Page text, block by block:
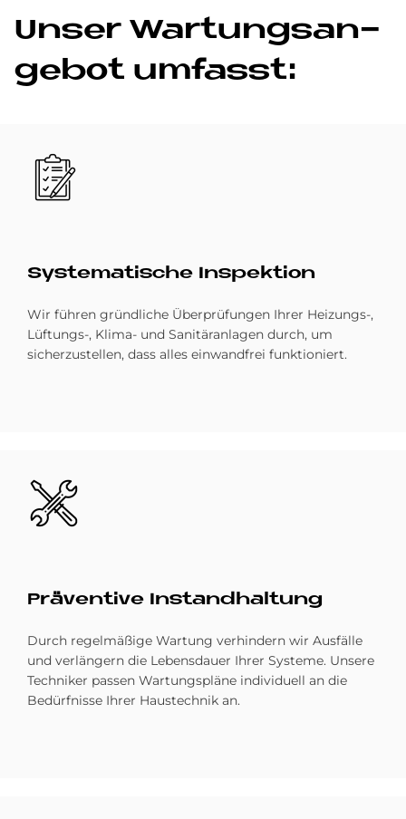
Un­ser War­tungs­an­
ge­bot um­fasst:
Bild
Sy­ste­ma­ti­sche In­spek­ti­on
Wir führen gründliche Überprüfungen Ihrer Heizungs-,
Lüftungs-, Klima- und Sanitäranlagen durch, um
sicherzustellen, dass alles einwandfrei funktioniert.
Bild
Prä­ven­ti­ve In­stand­hal­tung
Durch regelmäßige Wartung verhindern wir Ausfälle
und verlängern die Lebensdauer Ihrer Systeme. Unsere
Techniker passen Wartungspläne individuell an die
Bedürfnisse Ihrer Haustechnik an.